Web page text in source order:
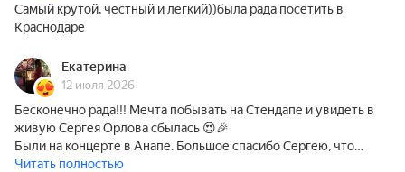
Самый крутой, честный и лёгкий))была рада посетить в
Краснодаре
Екатерина
12 июля 2026
Бесконечно рада!!! Мечта побывать на Стендапе и увидеть в
живую Сергея Орлова сбылась 😍🎉
Были на концерте в Анапе. Большое спасибо Сергею, что…
Читать полностью